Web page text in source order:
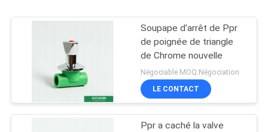
Soupape d'arrêt de Ppr
de poignée de triangle
de Chrome nouvelle
Négociable MOQ:Négociation
LE CONTACT
Ppr a caché la valve